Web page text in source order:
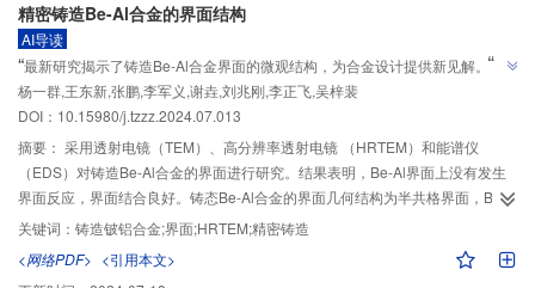
效形核质点，与α-Al的错配度为2.35%，相比于Al
核能力更强。
精密铸造Be-Al合金的界面结构
AI导读
“最新研究揭示了铸造Be-Al合金界面的微观结构，为合金设计提供新见解。”
”
杨一群,王东新,张鹏,李军义,谢垚,刘兆刚,李正飞,吴梓裴
DOI：10.15980/j.tzzz.2024.07.013
摘要： 采用透射电镜（TEM）、高分辨率透射电镜 （HRTEM）和能谱仪
（EDS）对铸造Be-Al合金的界面进行研究。结果表明，Be-Al界面上没有发生
界面反应，界面结合良好。铸态Be-Al合金的界面几何结构为半共格界面，Be-
Al界面为Be（0001）/Al（110）基面相结合，同时，界面处存在BeO和Al
关键词： 铸造铍铝合金;界面;HRTEM;精密铸造
<网络PDF> <引用本文>